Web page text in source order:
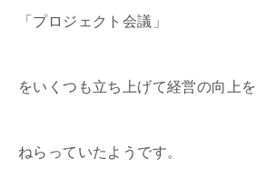
「プロジェクト会議」
をいくつも立ち上げて経営の向上を
ねらっていたようです。